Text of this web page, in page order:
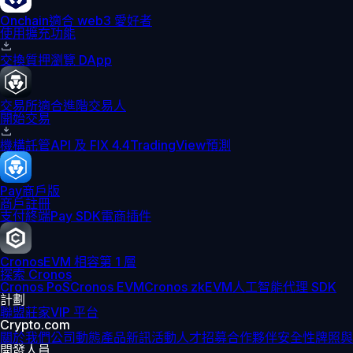
Onchain適合 web3 愛好者
使用擴充功能
交換質押瀏覽 DApp
交易所適合進階交易人
開始交易
機構託管API 及 FIX 4.4TradingView預測
Pay商戶版
商戶註冊
支付終端Pay SDK電商插件
CronosEVM 相容第 1 層
探索 Cronos
Cronos PoSCronos EVMCronos zkEVM人工智能代理 SDK
計劃
聯盟莊家VIP 平台
Crypto.com
關於我們公司動態產品新訊活動人才招募合作夥伴安全性牌照
開發人員